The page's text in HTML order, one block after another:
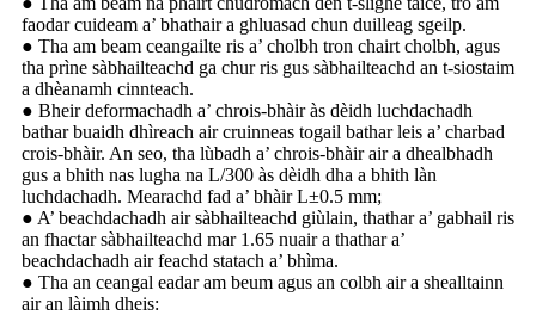
faodar cuideam a’ bhathair a ghluasad chun duilleag sgeilp.
● Tha am beam ceangailte ris a’ cholbh tron ​​chairt cholbh, agus
tha prìne sàbhailteachd ga chur ris gus sàbhailteachd an t-siostaim
a dhèanamh cinnteach.
● Bheir deformachadh a’ chrois-bhàir às dèidh luchdachadh
bathar buaidh dhìreach air cruinneas togail bathar leis a’ charbad
crois-bhàir. An seo, tha lùbadh a’ chrois-bhàir air a dhealbhadh
gus a bhith nas lugha na L/300 às dèidh dha a bhith làn
luchdachadh. Mearachd fad a’ bhàir L±0.5 mm;
● A’ beachdachadh air sàbhailteachd giùlain, thathar a’ gabhail ris
an fhactar sàbhailteachd mar 1.65 nuair a thathar a’
beachdachadh air feachd statach a’ bhìma.
● Tha an ceangal eadar am beum agus an colbh air a shealltainn
air an làimh dheis: